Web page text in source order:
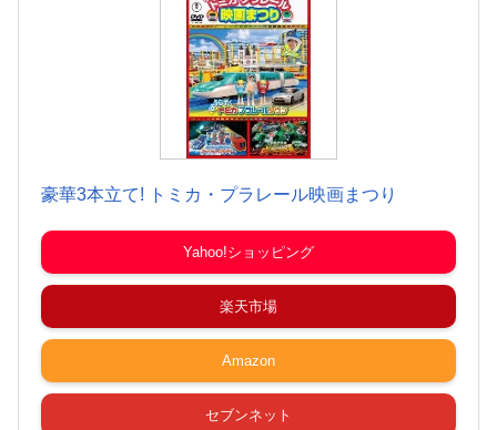
豪華3本立て! トミカ・プラレール映画まつり
Yahoo!ショッピング
楽天市場
Amazon
セブンネット